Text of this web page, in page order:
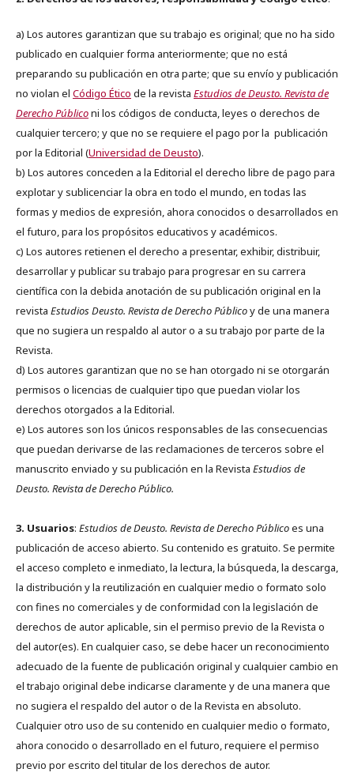
a) Los autores garantizan que su trabajo es original; que no ha sido
publicado en cualquier forma anteriormente; que no está
preparando su publicación en otra parte; que su envío y publicación
no violan el Código Ético de la revista Estudios de Deusto. Revista de
Derecho Públiconi los códigos de conducta, leyes o derechos de
cualquier tercero; y que no se requiere el pago por la publicación
por la Editorial (Universidad de Deusto).
b) Los autores conceden a la Editorial el derecho libre de pago para
explotar y sublicenciar la obra en todo el mundo, en todas las
formas y medios de expresión, ahora conocidos o desarrollados en
el futuro, para los propósitos educativos y académicos.
c) Los autores retienen el derecho a presentar, exhibir, distribuir,
desarrollar y publicar su trabajo para progresar en su carrera
científica con la debida anotación de su publicación original en la
revista Estudios Deusto. Revista de Derecho Públicoy de una manera
que no sugiera un respaldo al autor o a su trabajo por parte de la
Revista.
d) Los autores garantizan que no se han otorgado ni se otorgarán
permisos o licencias de cualquier tipo que puedan violar los
derechos otorgados a la Editorial.
e) Los autores son los únicos responsables de las consecuencias
que puedan derivarse de las reclamaciones de terceros sobre el
manuscrito enviado y su publicación en la Revista Estudios de
Deusto. Revista de Derecho Público.
3. Usuarios: Estudios de Deusto. Revista de Derecho Públicoes una
publicación de acceso abierto. Su contenido es gratuito. Se permite
el acceso completo e inmediato, la lectura, la búsqueda, la descarga,
la distribución y la reutilización en cualquier medio o formato solo
con fines no comerciales y de conformidad con la legislación de
derechos de autor aplicable, sin el permiso previo de la Revista o
del autor(es). En cualquier caso, se debe hacer un reconocimiento
adecuado de la fuente de publicación original y cualquier cambio en
el trabajo original debe indicarse claramente y de una manera que
no sugiera el respaldo del autor o de la Revista en absoluto.
Cualquier otro uso de su contenido en cualquier medio o formato,
ahora conocido o desarrollado en el futuro, requiere el permiso
previo por escrito del titular de los derechos de autor.